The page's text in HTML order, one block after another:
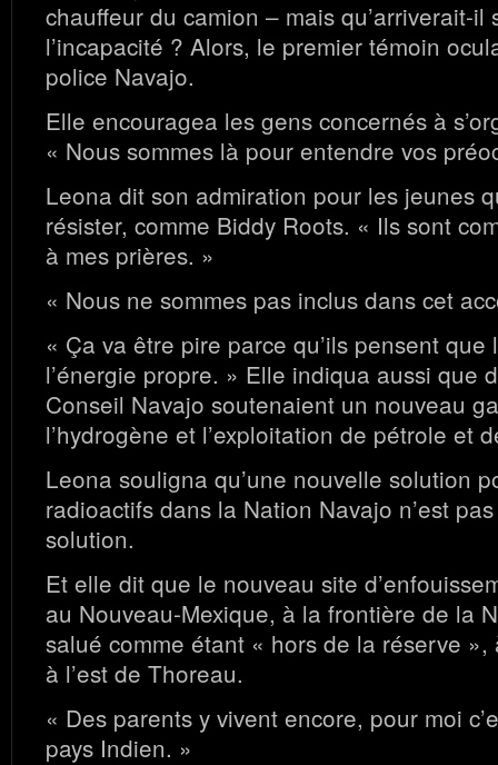
chauffeur du camion – mais qu’arriverait-il
l’incapacité ? Alors, le premier témoin
police Navajo.
Elle encouragea les gens concernés à
« Nous sommes là pour entendre vos
Leona dit son admiration pour les jeunes
résister, comme Biddy Roots. « Ils sont
à mes prières. »
« Nous ne sommes pas inclus dans cet
« Ça va être pire parce qu’ils pensent
l’énergie propre. » Elle indiqua aussi que
Conseil Navajo soutenaient un nouveau
l’hydrogène et l’exploitation de pétrole et
Leona souligna qu’une nouvelle solution
radioactifs dans la Nation Navajo n’est
solution.
Et elle dit que le nouveau site
au Nouveau-Mexique, à la frontière de la
salué comme étant « hors de la réserve »,
à l’est de Thoreau.
« Des parents y vivent encore, pour moi
pays Indien. »